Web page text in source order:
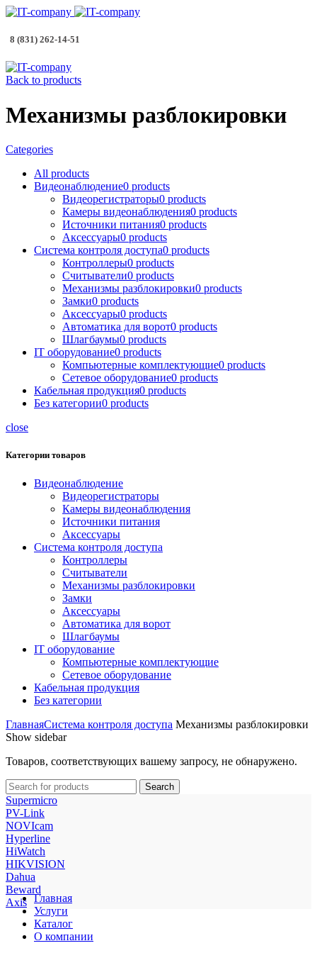
8 (831) 262-14-51
Back to products
Механизмы разблокировки
Categories
All products
Видеонаблюдение0 products
Видеорегистраторы0 products
Камеры видеонаблюдения0 products
Источники питания0 products
Аксессуары0 products
Система контроля доступа0 products
Контроллеры0 products
Считыватели0 products
Механизмы разблокировки0 products
Замки0 products
Аксессуары0 products
Автоматика для ворот0 products
Шлагбаумы0 products
IT оборудование0 products
Компьютерные комплектующие0 products
Сетевое оборудование0 products
Кабельная продукция0 products
Без категории0 products
close
Категории товаров
Видеонаблюдение
Видеорегистраторы
Камеры видеонаблюдения
Источники питания
Аксессуары
Система контроля доступа
Контроллеры
Считыватели
Механизмы разблокировки
Замки
Аксессуары
Автоматика для ворот
Шлагбаумы
IT оборудование
Компьютерные комплектующие
Сетевое оборудование
Кабельная продукция
Без категории
ГлавнаяСистема контроля доступа Механизмы разблокировки
Show sidebar
Товаров, соответствующих вашему запросу, не обнаружено.
Search
Supermicro
PV-Link
NOVIcam
Hyperline
HiWatch
HIKVISION
Dahua
Beward
Axis Главная
Услуги
Каталог
О компании